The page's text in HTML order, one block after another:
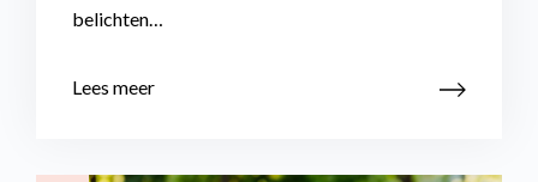
belichten…
Lees meer